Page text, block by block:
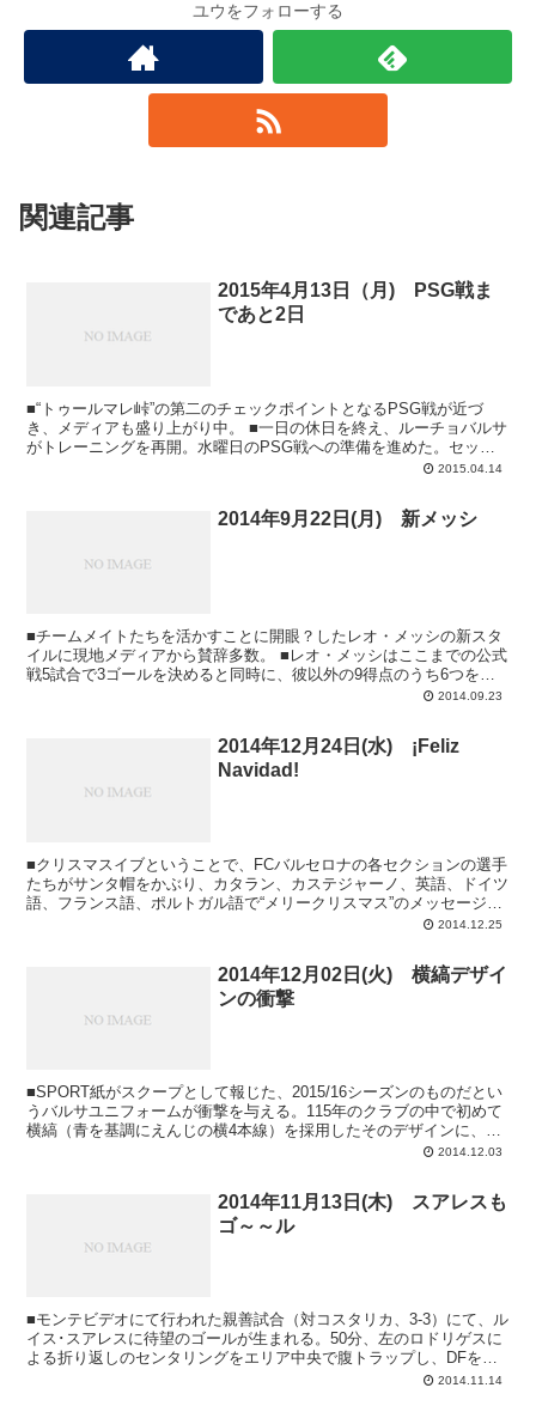
ユウをフォローする
関連記事
2015年4月13日（月) PSG戦ま
であと2日
■“トゥールマレ峠”の第二のチェックポイントとなるPSG戦が近づ
き、メディアも盛り上がり中。 ■一日の休日を終え、ルーチョバルサ
がトレーニングを再開。水曜日のPSG戦への準備を進めた。セッシ
2015.04.14
2014年9月22日(月) 新メッシ
■チームメイトたちを活かすことに開眼？したレオ・メッシの新スタ
イルに現地メディアから賛辞多数。 ■レオ・メッシはここまでの公式
戦5試合で3ゴールを決めると同時に、彼以外の9得点のうち6つをア
2014.09.23
2014年12月24日(水) ¡Feliz
Navidad!
■クリスマスイブということで、FCバルセロナの各セクションの選手
たちがサンタ帽をかぶり、カタラン、カステジャーノ、英語、ドイツ
語、フランス語、ポルトガル語で“メリークリスマス”のメッセージ
2014.12.25
2014年12月02日(火) 横縞デザイ
ンの衝撃
■SPORT紙がスクープとして報じた、2015/16シーズンのものだとい
うバルサユニフォームが衝撃を与える。115年のクラブの中で初めて
横縞（青を基調にえんじの横4本線）を採用したそのデザインに、各
2014.12.03
2014年11月13日(木) スアレスも
ゴ～～ル
■モンテビデオにて行われた親善試合（対コスタリカ、3-3）にて、ル
イス･スアレスに待望のゴールが生まれる。50分、左のロドリゲスに
よる折り返しのセンタリングをエリア中央で腹トラップし、DFをか
2014.11.14